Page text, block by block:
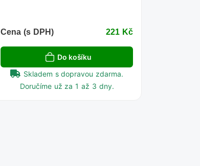
Cena (s DPH) 221 Kč
Do košíku
Skladem s dopravou zdarma.
Doručíme už za 1 až 3 dny.